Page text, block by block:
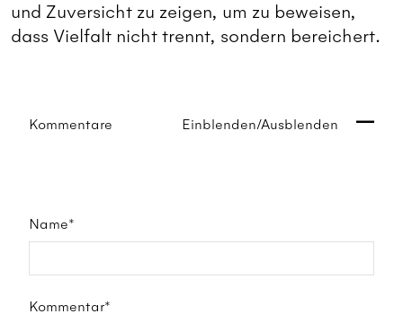
und Zuversicht zu zeigen, um zu beweisen,
dass Vielfalt nicht trennt, sondern bereichert.
Kommentare Einblenden/Ausblenden
Name*
Kommentar*